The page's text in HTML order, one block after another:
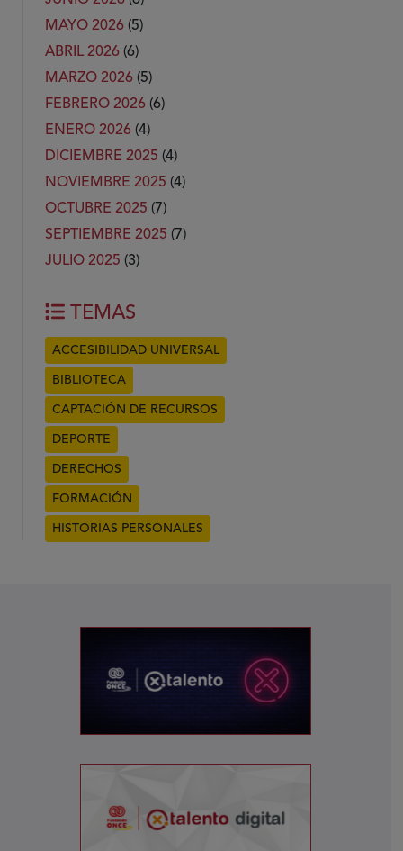
MAYO 2026 (5)
ABRIL 2026 (6)
MARZO 2026 (5)
FEBRERO 2026 (6)
ENERO 2026 (4)
DICIEMBRE 2025 (4)
NOVIEMBRE 2025 (4)
OCTUBRE 2025 (7)
SEPTIEMBRE 2025 (7)
JULIO 2025 (3)
TEMAS
ACCESIBILIDAD UNIVERSAL
BIBLIOTECA
CAPTACIÓN DE RECURSOS
DEPORTE
DERECHOS
FORMACIÓN
HISTORIAS PERSONALES